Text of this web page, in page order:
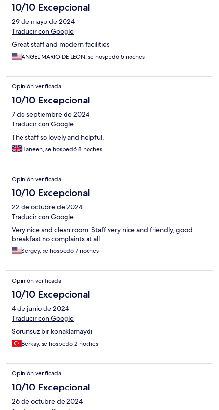
10/10 Excepcional
29 de mayo de 2024
Traducir con Google
Great staff and modern facilities
ANGEL MARIO DE LEON, se hospedó 5 noches
Opinión verificada
10/10 Excepcional
7 de septiembre de 2024
Traducir con Google
The staff so lovely and helpful.
Haneen, se hospedó 8 noches
Opinión verificada
10/10 Excepcional
22 de octubre de 2024
Traducir con Google
Very nice and clean room. Staff very nice and friendly, good
breakfast no complaints at all
Sergey, se hospedó 7 noches
Opinión verificada
10/10 Excepcional
4 de junio de 2024
Traducir con Google
Sorunsuz bir konaklamaydı
Berkay, se hospedó 2 noches
Opinión verificada
10/10 Excepcional
26 de octubre de 2024